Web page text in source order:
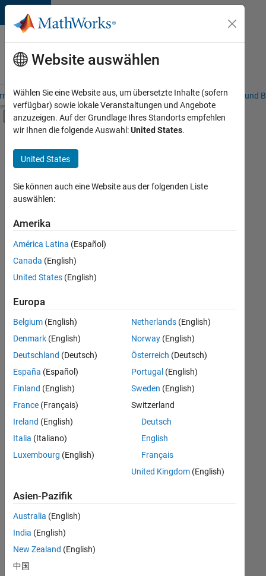
Weiter zum Inhalt
Karriere
bei
MathWorks
– Übersicht Stellensuche Niederlassungen Studierende und
Umschaltung für Off-Canvas-
Hauptinhalt
Commercial Sales
Marketing Communications
Finance and Operations
Human Resources
+3
Derzeit
es
keine
offenen
Stellen,
Ihren
Suchkriterien
entsprechen.
können
die
Suchkriterien
weiter
fassen
oder
alle
Stellenangebote
anzeigen .
noch
keine
offenen
Stellen
können,
Website auswählen
Wählen Sie eine Website aus, um übersetzte Inhalte (sofern
verfügbar) sowie lokale Veranstaltungen und Angebote
anzuzeigen. Auf der Grundlage Ihres Standorts empfehlen
wir Ihnen die folgende Auswahl:United States.
United States
Sie können auch eine Website aus der folgenden Liste
auswählen:
Amerika
América Latina (Español)
Canada (English)
United States (English)
Europa
Belgium (English)
Denmark (English)
Deutschland (Deutsch)
España (Español)
Finland (English)
France (Français)
Ireland (English)
Italia (Italiano)
Luxembourg (English)
Netherlands(English)
Norway(English)
Österreich (Deutsch)
Portugal (English)
Sweden (English)
Switzerland
Deutsch
English
Français
United Kingdom(English)
Asien-Pazifik
Australia (English)
India (English)
New Zealand (English)
中国